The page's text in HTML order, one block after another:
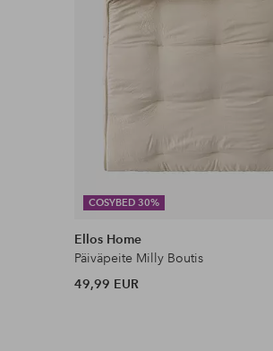
COSYBED 30%
Ellos Home
Päiväpeite Milly Boutis
49,99 EUR